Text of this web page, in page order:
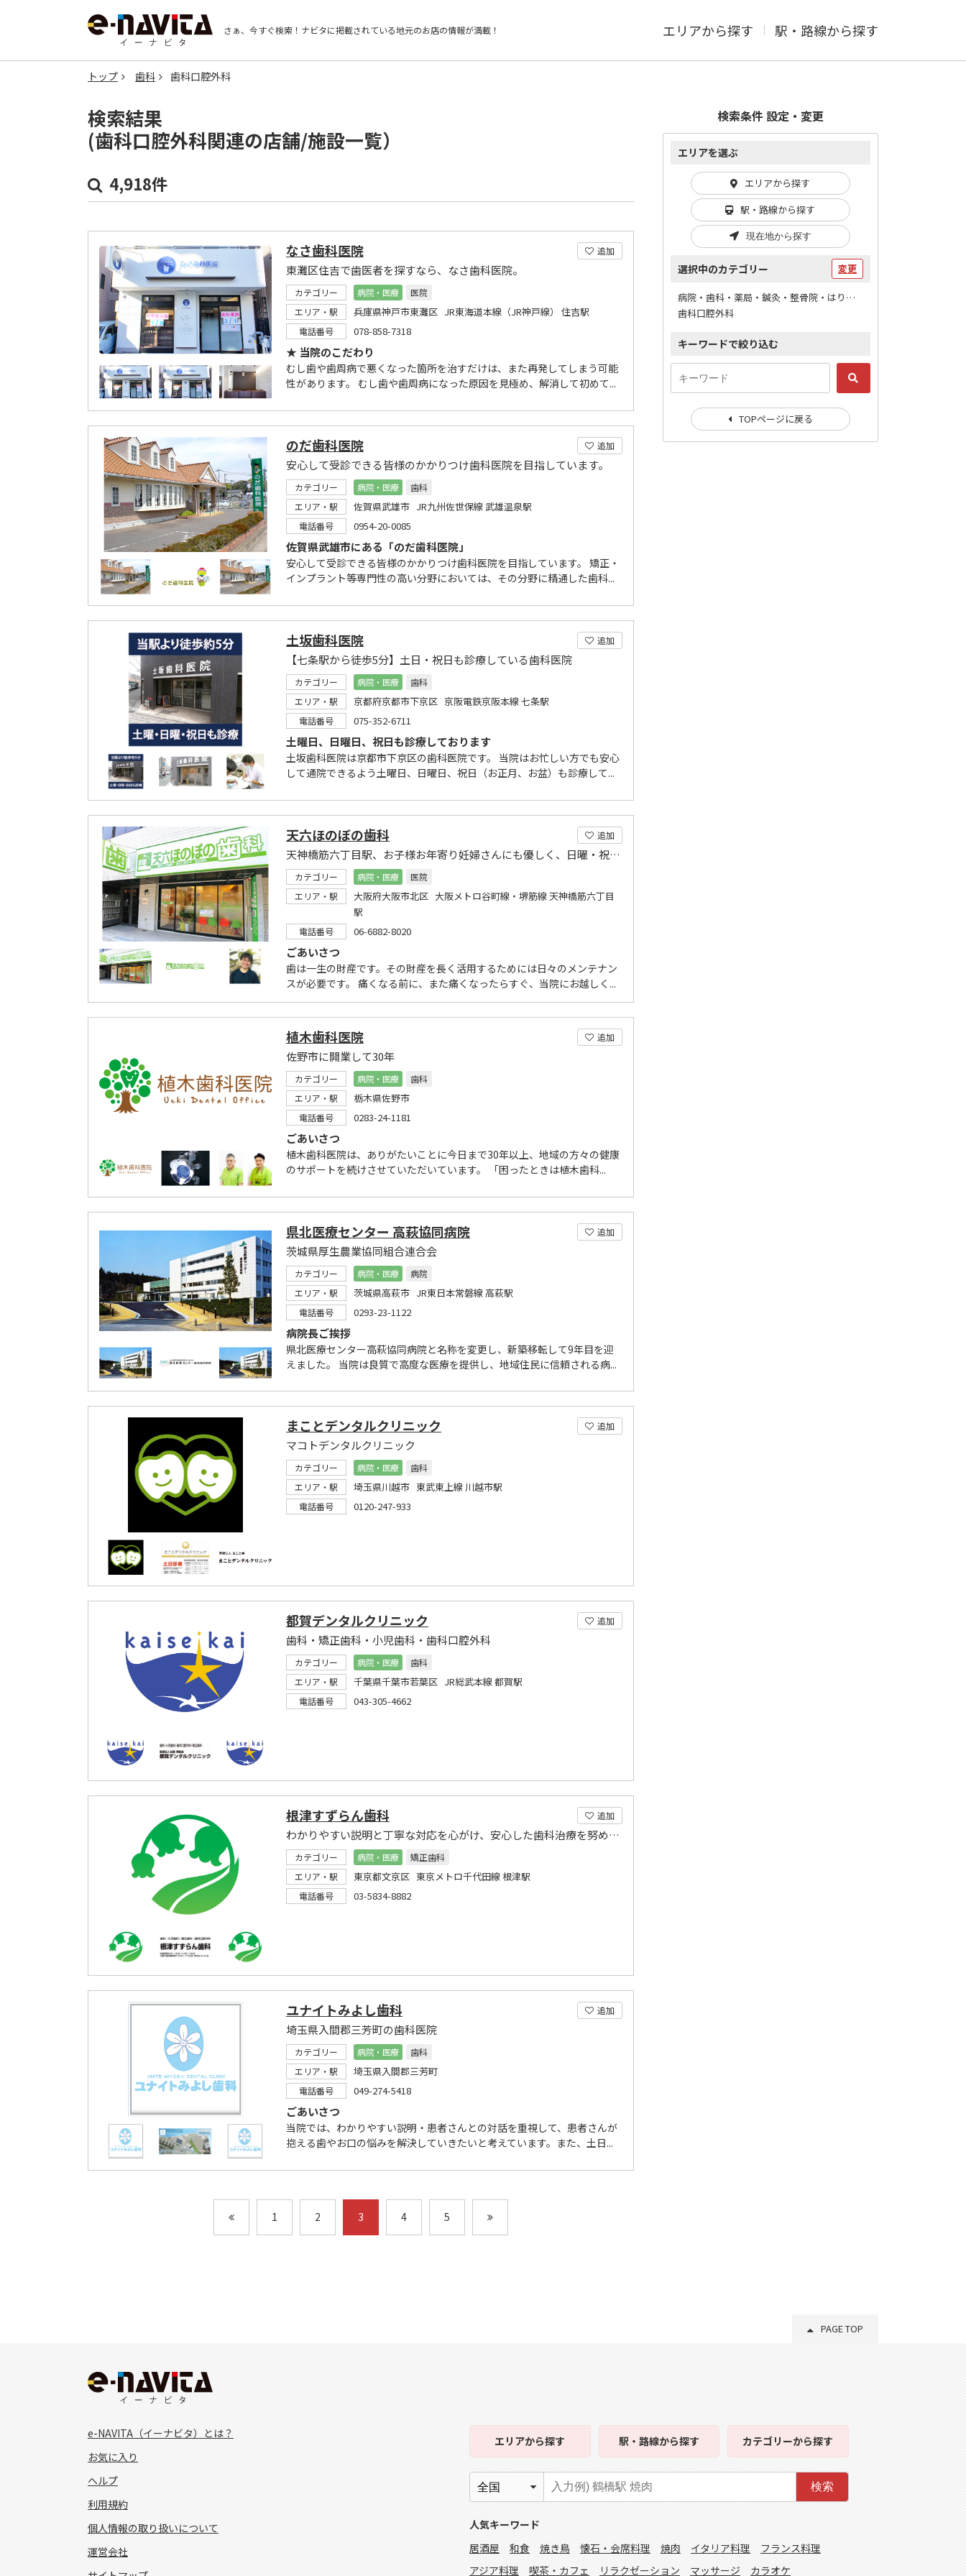
さぁ、今すぐ検索！ ナビタに掲載されている地元のお店の情報が満載！ エリアから探す 駅・路線から探す
トップ 歯科 歯科口腔外科
検索結果
(歯科口腔外科関連の店舗/施設一覧）
4,918件
追加
なさ歯科医院
東灘区住吉で歯医者を探すなら、なさ歯科医院。
カテゴリー 病院・医療
医院
エリア・駅
兵庫県神戸市東灘区 JR東海道本線（JR神戸線） 住吉駅
電話番号 078-858-7318
★ 当院のこだわり
むし歯や歯周病で悪くなった箇所を治すだけは、また再発してしまう可能
性があります。 むし歯や歯周病になった原因を見極め、解消して初めて...
追加
のだ歯科医院
安心して受診できる皆様のかかりつけ歯科医院を目指しています。
カテゴリー 病院・医療
歯科
エリア・駅
佐賀県武雄市 JR九州佐世保線 武雄温泉駅
電話番号 0954-20-0085
佐賀県武雄市にある「のだ歯科医院」
安心して受診できる皆様のかかりつけ歯科医院を目指しています。 矯正・
インプラント等専門性の高い分野においては、その分野に精通した歯科...
追加
土坂歯科医院
【七条駅から徒歩5分】土日・祝日も診療している歯科医院
カテゴリー 病院・医療
歯科
エリア・駅
京都府京都市下京区 京阪電鉄京阪本線 七条駅
電話番号 075-352-6711
土曜日、日曜日、祝日も診療しております
土坂歯科医院は京都市下京区の歯科医院です。 当院はお忙しい方でも安心
して通院できるよう土曜日、日曜日、祝日（お正月、お盆）も診療して...
追加
天六ほのぼの歯科
天神橋筋六丁目駅、お子様お年寄り妊婦さんにも優しく、日曜・祝日診療・21:00まで。
カテゴリー 病院・医療
医院
エリア・駅
大阪府大阪市北区 大阪メトロ谷町線・堺筋線 天神橋筋六丁目
駅
電話番号 06-6882-8020
ごあいさつ
歯は一生の財産です。その財産を長く活用するためには日々のメンテナン
スが必要です。 痛くなる前に、また痛くなったらすぐ、当院にお越しく...
追加
植木歯科医院
佐野市に開業して30年
カテゴリー 病院・医療
歯科
エリア・駅
栃木県佐野市
電話番号 0283-24-1181
ごあいさつ
植木歯科医院は、ありがたいことに今日まで30年以上、地域の方々の健康
のサポートを続けさせていただいています。 「困ったときは植木歯科...
追加
県北医療センター 高萩協同病院
茨城県厚生農業協同組合連合会
カテゴリー 病院・医療
病院
エリア・駅
茨城県高萩市 JR東日本常磐線 高萩駅
電話番号 0293-23-1122
病院長ご挨拶
県北医療センター高萩協同病院と名称を変更し、新築移転して9年目を迎
えました。 当院は良質で高度な医療を提供し、地域住民に信頼される病...
追加
まことデンタルクリニック
マコトデンタルクリニック
カテゴリー 病院・医療
歯科
エリア・駅
埼玉県川越市 東武東上線 川越市駅
電話番号 0120-247-933
追加
都賀デンタルクリニック
歯科・矯正歯科・小児歯科・歯科口腔外科
カテゴリー 病院・医療
歯科
エリア・駅
千葉県千葉市若葉区 JR総武本線 都賀駅
電話番号 043-305-4662
追加
根津すずらん歯科
わかりやすい説明と丁寧な対応を心がけ、安心した歯科治療を努めてまいります。
カテゴリー 病院・医療
矯正歯科
エリア・駅
東京都文京区 東京メトロ千代田線 根津駅
電話番号 03-5834-8882
追加
ユナイトみよし歯科
埼玉県入間郡三芳町の歯科医院
カテゴリー 病院・医療
歯科
エリア・駅
埼玉県入間郡三芳町
電話番号 049-274-5418
ごあいさつ
当院では、わかりやすい説明・患者さんとの対話を重視して、患者さんが
抱える歯やお口の悩みを解決していきたいと考えています。また、土日...
1 2 3 4 5
検索条件 設定・変更
エリアを選ぶ
エリアから探す
駅・路線から探す
現在地から探す
選択中のカテゴリー 変更
病院・歯科・薬局・鍼灸・整骨院・はりマッサージ / 歯科
歯科口腔外科
キーワードで絞り込む
TOPページに戻る
PAGE TOP
e-NAVITA（イーナビタ）とは？
お気に入り
ヘルプ
利用規約
個人情報の取り扱いについて
運営会社
エリアから探す 駅・路線から探す カテゴリーから探す
検索
人気キーワード
居酒屋
和食 焼き鳥 懐石・会席料理 焼肉 イタリア料理
フランス料理
アジア料理
喫茶・カフェ リラクゼーション マッサージ カラオケ